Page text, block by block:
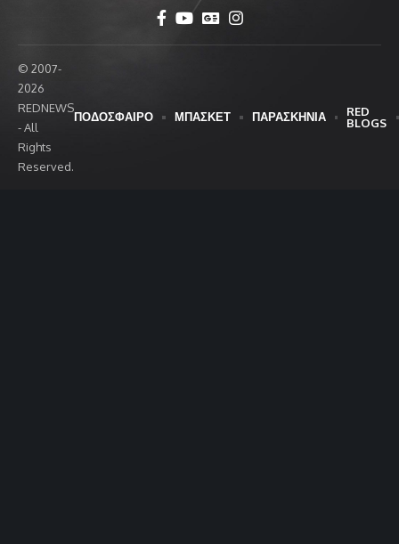
© 2007-
2026
REDNEWS
- All
Rights
Reserved.
ΠΟΔΟΣΦΑΙΡΟ ΜΠΑΣΚΕΤ ΠΑΡΑΣΚΗΝΙΑ
RED
BLOGS